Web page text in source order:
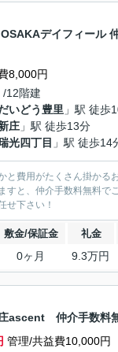
デイフィール
8,000円
12階建
いどう豊里 」駅 徒歩
庄 」駅 徒歩13分
光四丁目 」駅 徒歩14
費用がたくさん掛かる
と、仲介手数料無料
せ下さい！
敷金/保証金 礼金
0ヶ月 9.3万円
ascent 仲介手数料
管理/共益費10,000円